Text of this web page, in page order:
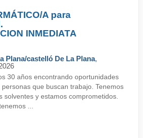
A para
INMEDIATA
Plana/castelló De La Plana,
30 años encontrando oportunidades
que buscan trabajo. Tenemos
solventes y estamos comprometidos.
...